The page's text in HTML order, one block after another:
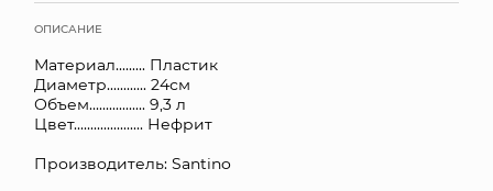
ОПТОВЫМ КЛИЕНТАМ
ДОСТАВКА И ОПЛАТА
КОНТАКТЫ
ОПИСАНИЕ
Материал......... Пластик
Диаметр............ 24см
Объем................. 9,3 л
Цвет..................... Нефрит
Производитель: Santino